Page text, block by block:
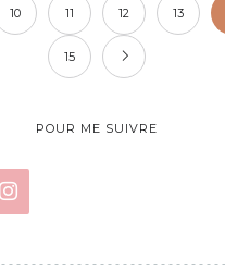
10 11 12 13
15
POUR ME SUIVRE